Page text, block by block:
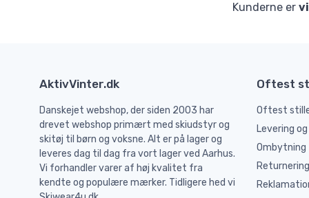
Kunderne er
AktivVinter.dk
Danskejet webshop, der siden 2003 har
drevet webshop primært med skiudstyr og
skitøj til børn og voksne. Alt er på lager og
leveres dag til dag fra vort lager ved Aarhus.
Vi forhandler varer af høj kvalitet fra
kendte og populære mærker. Tidligere hed vi
Oftest
Oftest
Levering
Ombytning
Returnering